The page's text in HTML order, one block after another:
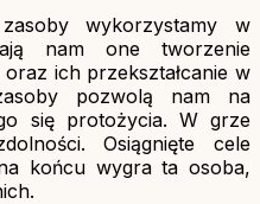
wykorzystamy w
nam one tworzenie
ich przekształcanie w
pozwolą nam na
się protożycia. W grze
Osiągnięte cele
końcu wygra ta osoba,